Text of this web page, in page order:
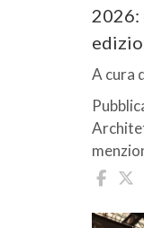
2026:
A cura